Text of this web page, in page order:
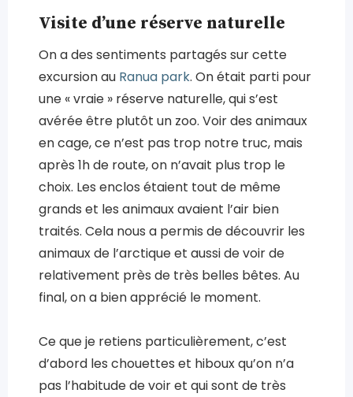
Visite d’une réserve naturelle
On a des sentiments partagés sur cette
excursion au Ranua park. On était parti pour
une « vraie » réserve naturelle, qui s’est
avérée être plutôt un zoo. Voir des animaux
en cage, ce n’est pas trop notre truc, mais
après 1h de route, on n’avait plus trop le
choix. Les enclos étaient tout de même
grands et les animaux avaient l’air bien
traités. Cela nous a permis de découvrir les
animaux de l’arctique et aussi de voir de
relativement près de très belles bêtes. Au
final, on a bien apprécié le moment.
Ce que je retiens particulièrement, c’est
d’abord les chouettes et hiboux qu’on n’a
pas l’habitude de voir et qui sont de très